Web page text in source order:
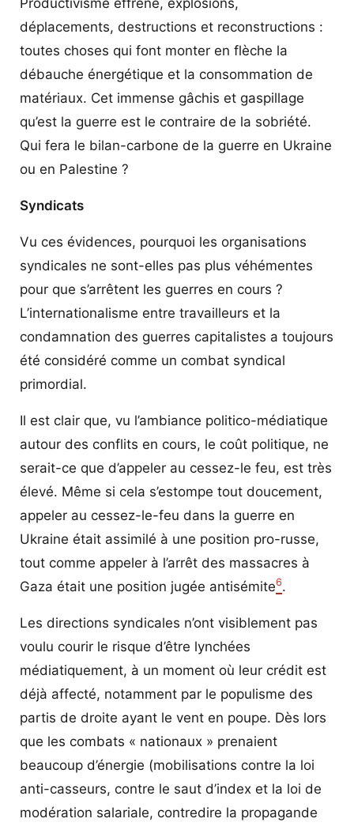
déplacements, destructions et reconstructions :
toutes choses qui font monter en flèche la
débauche énergétique et la consommation de
matériaux. Cet immense gâchis et gaspillage
qu’est la guerre est le contraire de la sobriété.
Qui fera le bilan-carbone de la guerre en Ukraine
ou en Palestine ?
Syndicats
Vu ces évidences, pourquoi les organisations
syndicales ne sont-elles pas plus véhémentes
pour que s’arrêtent les guerres en cours ?
L’internationalisme entre travailleurs et la
condamnation des guerres capitalistes a toujours
été considéré comme un combat syndical
primordial.
Il est clair que, vu l’ambiance politico-médiatique
autour des conflits en cours, le coût politique, ne
serait-ce que d’appeler au cessez-le feu, est très
élevé. Même si cela s’estompe tout doucement,
appeler au cessez-le-feu dans la guerre en
Ukraine était assimilé à une position pro-russe,
tout comme appeler à l’arrêt des massacres à
Gaza était une position jugée antisémite6.
Les directions syndicales n’ont visiblement pas
voulu courir le risque d’être lynchées
médiatiquement, à un moment où leur crédit est
déjà affecté, notamment par le populisme des
partis de droite ayant le vent en poupe. Dès lors
que les combats « nationaux » prenaient
beaucoup d’énergie (mobilisations contre la loi
anti-casseurs, contre le saut d’index et la loi de
modération salariale, contredire la propagande